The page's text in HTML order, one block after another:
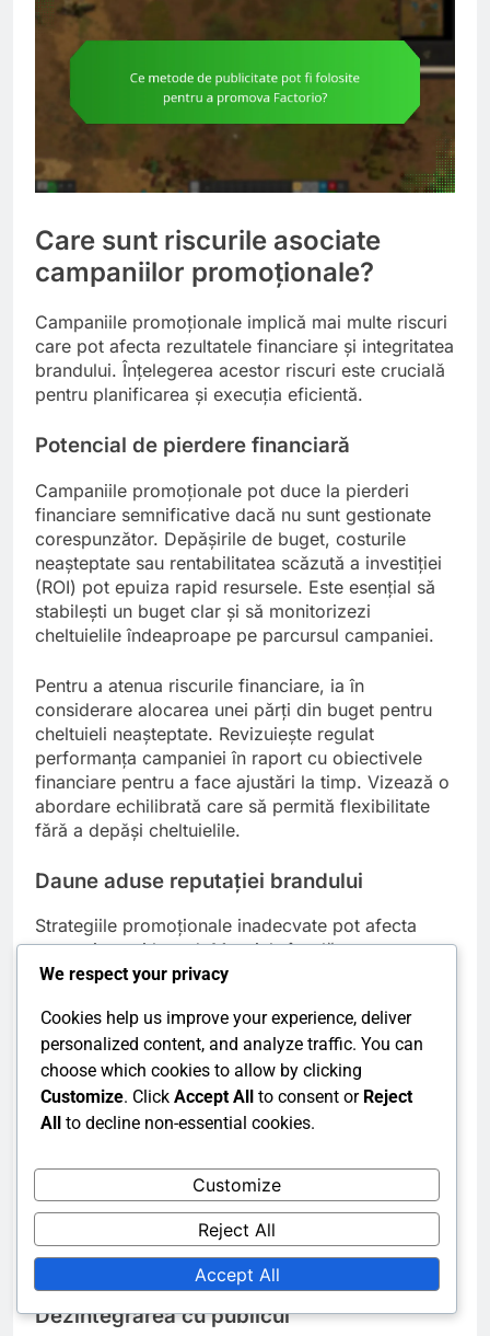
Care sunt riscurile asociate
campaniilor promoționale?
Campaniile promoționale implică mai multe riscuri
care pot afecta rezultatele financiare și integritatea
brandului. Înțelegerea acestor riscuri este crucială
pentru planificarea și execuția eficientă.
Potencial de pierdere financiară
Campaniile promoționale pot duce la pierderi
financiare semnificative dacă nu sunt gestionate
corespunzător. Depășirile de buget, costurile
neașteptate sau rentabilitatea scăzută a investiției
(ROI) pot epuiza rapid resursele. Este esențial să
stabilești un buget clar și să monitorizezi
cheltuielile îndeaproape pe parcursul campaniei.
Pentru a atenua riscurile financiare, ia în
considerare alocarea unei părți din buget pentru
cheltuieli neașteptate. Revizuiește regulat
performanța campaniei în raport cu obiectivele
financiare pentru a face ajustări la timp. Vizează o
abordare echilibrată care să permită flexibilitate
fără a depăși cheltuielile.
Daune aduse reputației brandului
Strategiile promoționale inadecvate pot afecta
reputația unui brand. Mesajele înșelătoare sau
campaniile prost executate pot duce la
Menținerea unei voci de brand consistente și
autentice este vitală pentru a evita deteriorarea
încrederii cu publicul tău.
Pentru a proteja reputația brandului, efectuează
campanie. Asigură-te că toate materialele
promoționale se aliniază valorilor brandului și
așteptărilor clienților. Monitorizează rețelele
sociale și feedback-ul clienților pentru a aborda
prompt orice probleme.
Dezintegrarea cu publicul
We respect your privacy
Cookies help us improve your experience, deliver
personalized content, and analyze traffic. You can
choose which cookies to allow by clicking
Customize. Click Accept All to consent or Reject
All to decline non-essential cookies.
Customize
Reject All
Accept All